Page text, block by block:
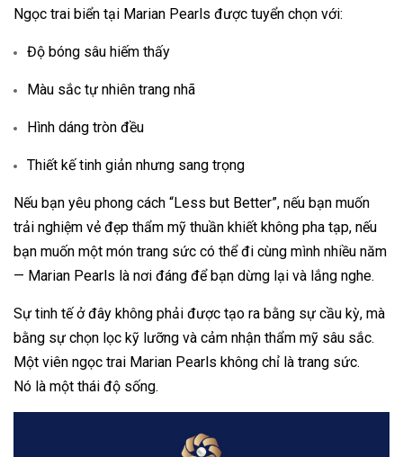
Ngọc trai biển tại Marian Pearls được tuyển chọn với:
Độ bóng sâu hiếm thấy
Màu sắc tự nhiên trang nhã
Hình dáng tròn đều
Thiết kế tinh giản nhưng sang trọng
Nếu bạn yêu phong cách “Less but Better”, nếu bạn muốn
trải nghiệm vẻ đẹp thẩm mỹ thuần khiết không pha tạp, nếu
bạn muốn một món trang sức có thể đi cùng mình nhiều năm
— Marian Pearls là nơi đáng để bạn dừng lại và lắng nghe.
Sự tinh tế ở đây không phải được tạo ra bằng sự cầu kỳ, mà
bằng sự chọn lọc kỹ lưỡng và cảm nhận thẩm mỹ sâu sắc.
Một viên ngọc trai Marian Pearls không chỉ là trang sức.
Nó là một thái độ sống.